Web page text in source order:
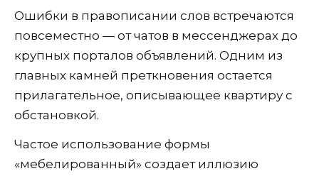
Ошибки в правописании слов встречаются
повсеместно — от чатов в мессенджерах до
крупных порталов объявлений. Одним из
главных камней преткновения остается
прилагательное, описывающее квартиру с
обстановкой.
Частое использование формы
«мебелированный» создает иллюзию